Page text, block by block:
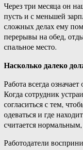
Через три месяца он
пусть и с меньшей
сложных делах ему
перерывы на обед,
спальное место.
Насколько далеко
Работа всегда
Когда сотрудник
согласиться с тем,
одеваться и где
считается
Работодатели